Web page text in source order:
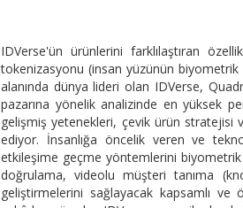
IDVerse'ün ürünlerini farklılaştıran
tokenizasyonu (insan yüzünün
alanında dünya lideri olan IDVerse,
pazarına yönelik analizinde en yüksek
gelişmiş yetenekleri, çevik ürün stratejisi
ediyor. İnsanlığa öncelik veren ve
etkileşime geçme yöntemlerini
doğrulama, videolu müşteri tanıma
geliştirmelerini sağlayacak kapsamlı